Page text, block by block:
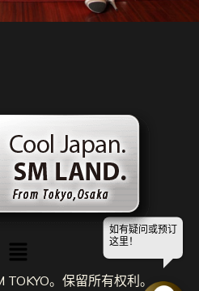
如有疑问或预订
这里！
。保留所有权利。.
菜
单